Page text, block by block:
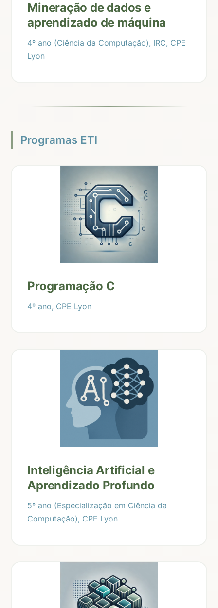
Mineração de dados e
aprendizado de máquina
4º ano (Ciência da Computação), IRC, CPE
Lyon
Programas ETI
Programação C
4º ano, CPE Lyon
Inteligência Artificial e
Aprendizado Profundo
5º ano (Especialização em Ciência da
Computação), CPE Lyon